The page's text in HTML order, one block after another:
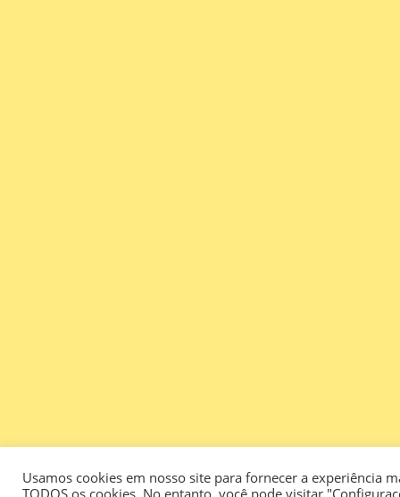
Usamos cookies em nosso site para fornecer a experiência
TODOS os cookies. No entanto, você pode visitar